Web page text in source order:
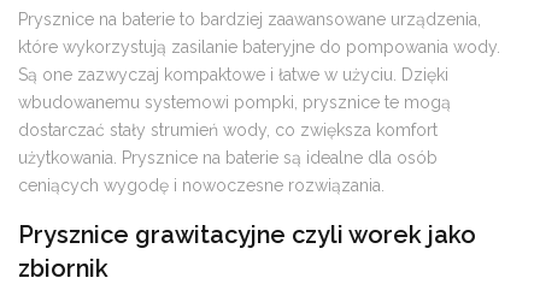
Prysznice na baterie to bardziej zaawansowane urządzenia,
które wykorzystują zasilanie bateryjne do pompowania wody.
Są one zazwyczaj kompaktowe i łatwe w użyciu. Dzięki
wbudowanemu systemowi pompki, prysznice te mogą
dostarczać stały strumień wody, co zwiększa komfort
użytkowania. Prysznice na baterie są idealne dla osób
ceniących wygodę i nowoczesne rozwiązania.
Prysznice grawitacyjne czyli worek jako
zbiornik